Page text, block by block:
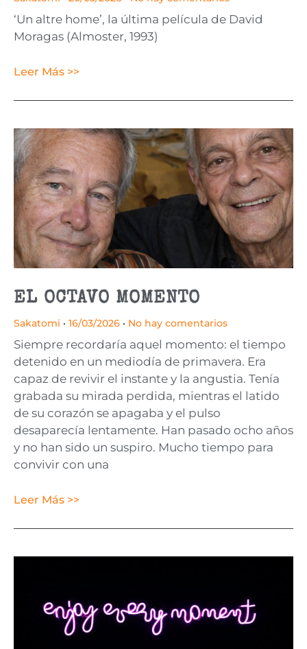
‘Un altre home’, la última película de David
Moragas (Almoster, 1993)
Leer Más >>
EL OCTAVO MOMENTO
Sakatomi 16/03/2026 No hay comentarios
Siempre recordaría aquel momento: el tiempo
detenido en un mediodía de primavera. Era
capaz de revivir el instante y la angustia. Tenía
grabada su mirada perdida, mientras el latido
de su corazón se apagaba y el pulso
desaparecía lentamente. Han pasado ocho años
y no han sido un suspiro. Mucho tiempo para
convivir con una
Leer Más >>